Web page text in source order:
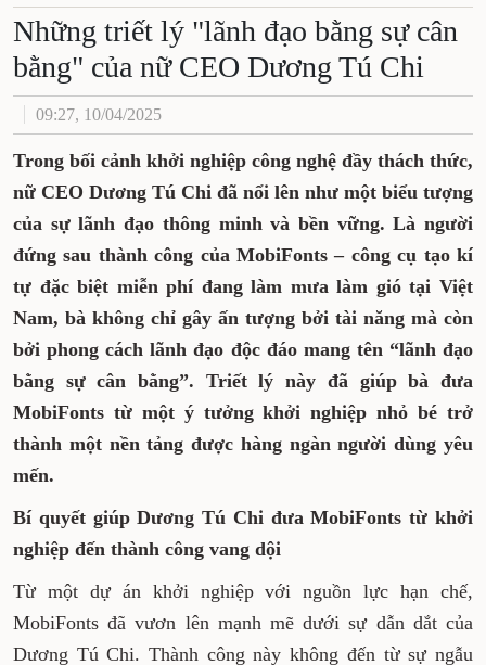
Những triết lý "lãnh đạo bằng sự cân
bằng" của nữ CEO Dương Tú Chi
09:27, 10/04/2025
Trong bối cảnh khởi nghiệp công nghệ đầy thách thức,
nữ CEO Dương Tú Chi đã nổi lên như một biểu tượng
của sự lãnh đạo thông minh và bền vững. Là người
đứng sau thành công của MobiFonts – công cụ tạo kí
tự đặc biệt miễn phí đang làm mưa làm gió tại Việt
Nam, bà không chỉ gây ấn tượng bởi tài năng mà còn
bởi phong cách lãnh đạo độc đáo mang tên “lãnh đạo
bằng sự cân bằng”. Triết lý này đã giúp bà đưa
MobiFonts từ một ý tưởng khởi nghiệp nhỏ bé trở
thành một nền tảng được hàng ngàn người dùng yêu
mến.
Bí quyết giúp Dương Tú Chi đưa MobiFonts từ khởi
nghiệp đến thành công vang dội
Từ một dự án khởi nghiệp với nguồn lực hạn chế,
MobiFonts đã vươn lên mạnh mẽ dưới sự dẫn dắt của
Dương Tú Chi. Thành công này không đến từ sự ngẫu